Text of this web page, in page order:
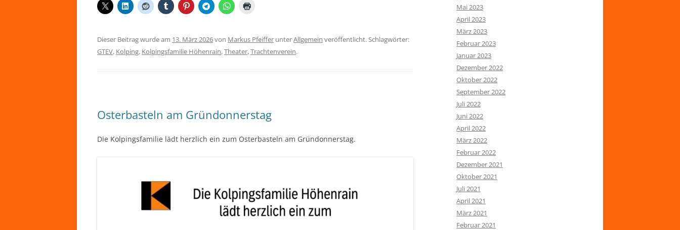
Dieser Beitrag wurde am 13. März 2026von Markus Pfeiffer unterAllgemein veröffentlicht. Schlagwörter:
GTEV, Kolping, Kolpingsfamilie Höhenrain,Theater,Trachtenverein.
Osterbasteln am Gründonnerstag
Die Kolpingsfamilie lädt herzlich ein zum Osterbasteln am Gründonnerstag.
Mai 2023
April 2023
März 2023
Februar 2023
Januar 2023
Dezember 2022
Oktober 2022
September 2022
Juli 2022
Juni 2022
April 2022
März 2022
Februar 2022
Dezember 2021
Oktober 2021
Juli 2021
April 2021
März 2021
Februar 2021